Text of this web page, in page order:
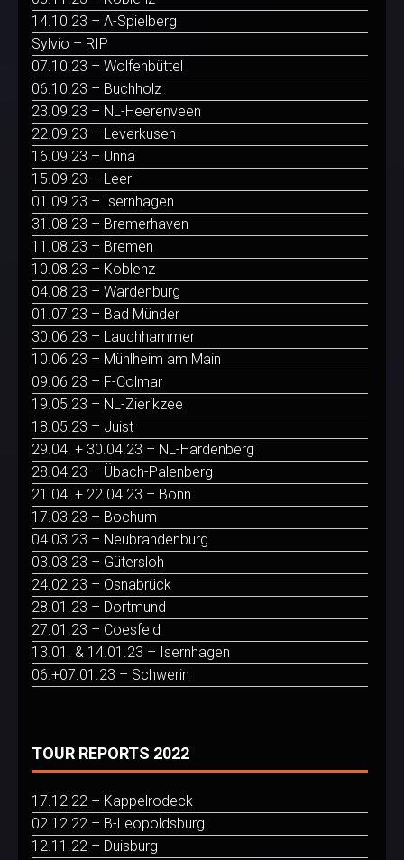
14.10.23 – A-Spielberg
Sylvio – RIP
07.10.23 – Wolfenbüttel
06.10.23 – Buchholz
23.09.23 – NL-Heerenveen
22.09.23 – Leverkusen
16.09.23 – Unna
15.09.23 – Leer
01.09.23 – Isernhagen
31.08.23 – Bremerhaven
11.08.23 – Bremen
10.08.23 – Koblenz
04.08.23 – Wardenburg
01.07.23 – Bad Münder
30.06.23 – Lauchhammer
10.06.23 – Mühlheim am Main
09.06.23 – F-Colmar
19.05.23 – NL-Zierikzee
18.05.23 – Juist
29.04. + 30.04.23 – NL-Hardenberg
28.04.23 – Übach-Palenberg
21.04. + 22.04.23 – Bonn
17.03.23 – Bochum
04.03.23 – Neubrandenburg
03.03.23 – Gütersloh
24.02.23 – Osnabrück
28.01.23 – Dortmund
27.01.23 – Coesfeld
13.01. & 14.01.23 – Isernhagen
06.+07.01.23 – Schwerin
TOUR REPORTS 2022
17.12.22 – Kappelrodeck
02.12.22 – B-Leopoldsburg
12.11.22 – Duisburg